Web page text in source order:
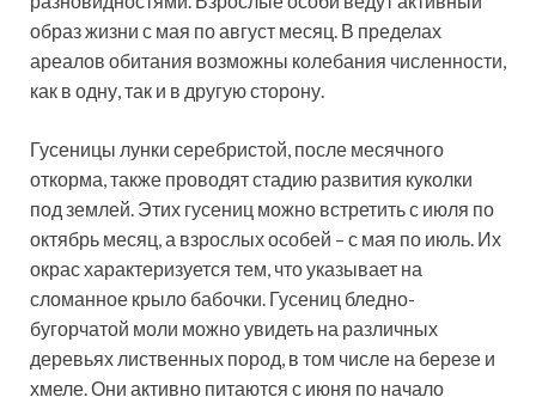
образ жизни с мая по август месяц. В пределах
ареалов обитания возможны колебания численности,
как в одну, так и в другую сторону.
Гусеницы лунки серебристой, после месячного
откорма, также проводят стадию развития куколки
под землей. Этих гусениц можно встретить с июля по
октябрь месяц, а взрослых особей – с мая по июль. Их
окрас характеризуется тем, что указывает на
сломанное крыло бабочки. Гусениц бледно-
бугорчатой моли можно увидеть на различных
деревьях лиственных пород, в том числе на березе и
хмеле. Они активно питаются с июня по начало